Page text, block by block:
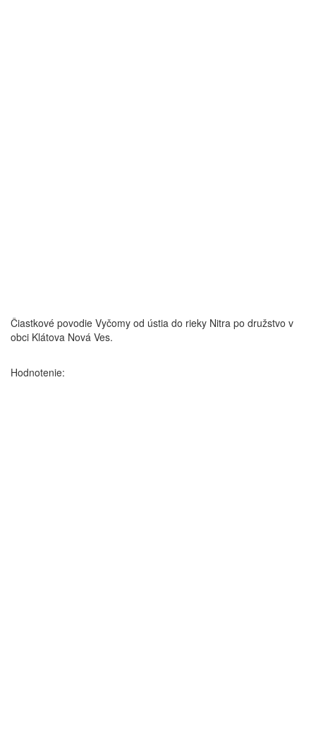
Čiastkové povodie Vyčomy od ústia do rieky Nitra po družstvo v
obci Klátova Nová Ves.
Hodnotenie: